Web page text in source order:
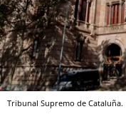
Tribunal Supremo de Cataluña.